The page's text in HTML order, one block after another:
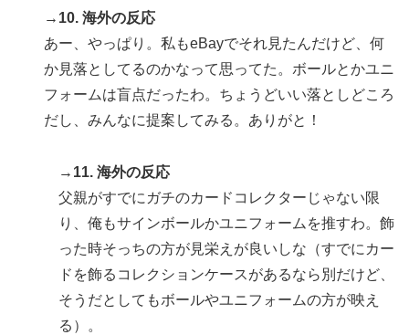
→10. 海外の反応
あー、やっぱり。私もeBayでそれ見たんだけど、何
か見落としてるのかなって思ってた。ボールとかユニ
フォームは盲点だったわ。ちょうどいい落としどころ
だし、みんなに提案してみる。ありがと！
→11. 海外の反応
父親がすでにガチのカードコレクターじゃない限
り、俺もサインボールかユニフォームを推すわ。飾
った時そっちの方が見栄えが良いしな（すでにカー
ドを飾るコレクションケースがあるなら別だけど、
そうだとしてもボールやユニフォームの方が映え
る）。